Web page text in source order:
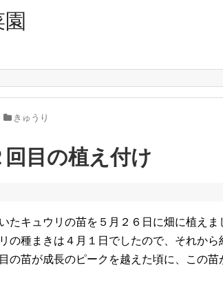
きゅうり
目の植え付け
たキュウリの苗を５月２６日に畑に植えま
の種まきは４月１日でしたので、それから
の苗が成長のピークを越えた頃に、この